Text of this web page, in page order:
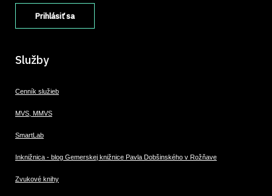
Služby
Cenník služieb
MVS, MMVS
SmartLab
Inknižnica - blog Gemerskej knižnice Pavla Dobšinského v Rožňave
Zvukové knihy